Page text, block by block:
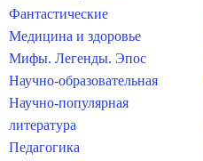
Фантастические
Медицина и здоровье
Мифы. Легенды. Эпос
Научно-образовательная
Научно-популярная
литература
Педагогика